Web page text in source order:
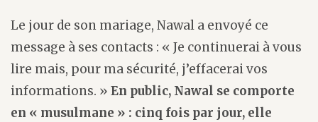
Le jour de son mariage, Nawal a envoyé ce
message à ses contacts : « Je continuerai à vous
lire mais, pour ma sécurité, j’effacerai vos
informations. » En public, Nawal se comporte
en « musulmane » : cinq fois par jour, elle